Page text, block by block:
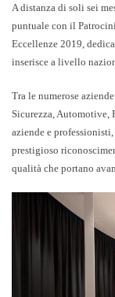
A distanza di soli sei
puntuale con il
Eccellenze 2019,
inserisce a livello
Tra le numerose
Sicurezza, Automotive,
aziende e
prestigioso
qualità che portano